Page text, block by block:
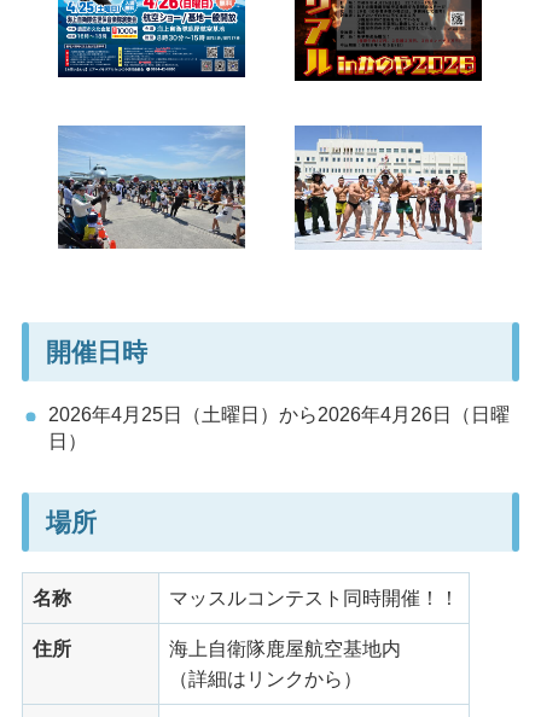
開催日時
2026年4月25日（土曜日）から2026年4月26日（日曜
日）
場所
名称 マッスルコンテスト同時開催！！
住所
海上自衛隊鹿屋航空基地内
（詳細はリンクから）